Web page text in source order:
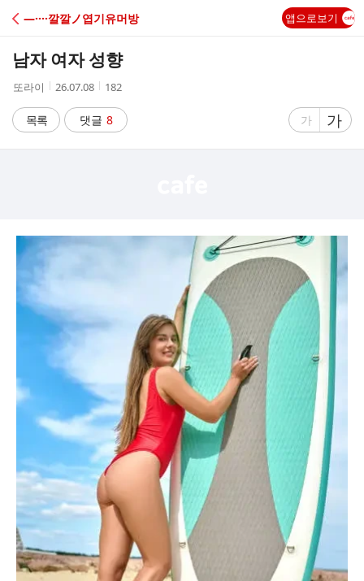
C
A
―····깔깔ノ엽기유머방 앱으로보기
남자 여자 성향
작
자
또라이
작
시
간
26.07.08
조
수
182
목록 댓글 8
글
게
가
글
자
게
가